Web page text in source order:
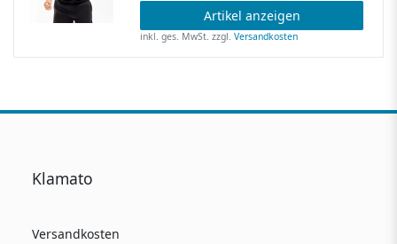
Artikel anzeigen
inkl. ges. MwSt. zzgl.Versandkosten
Klamato
Versandkosten